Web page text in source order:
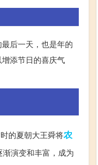
后一天，也是年的
添节日的喜庆气
的夏朝大王舜将农
演变和丰富，成为